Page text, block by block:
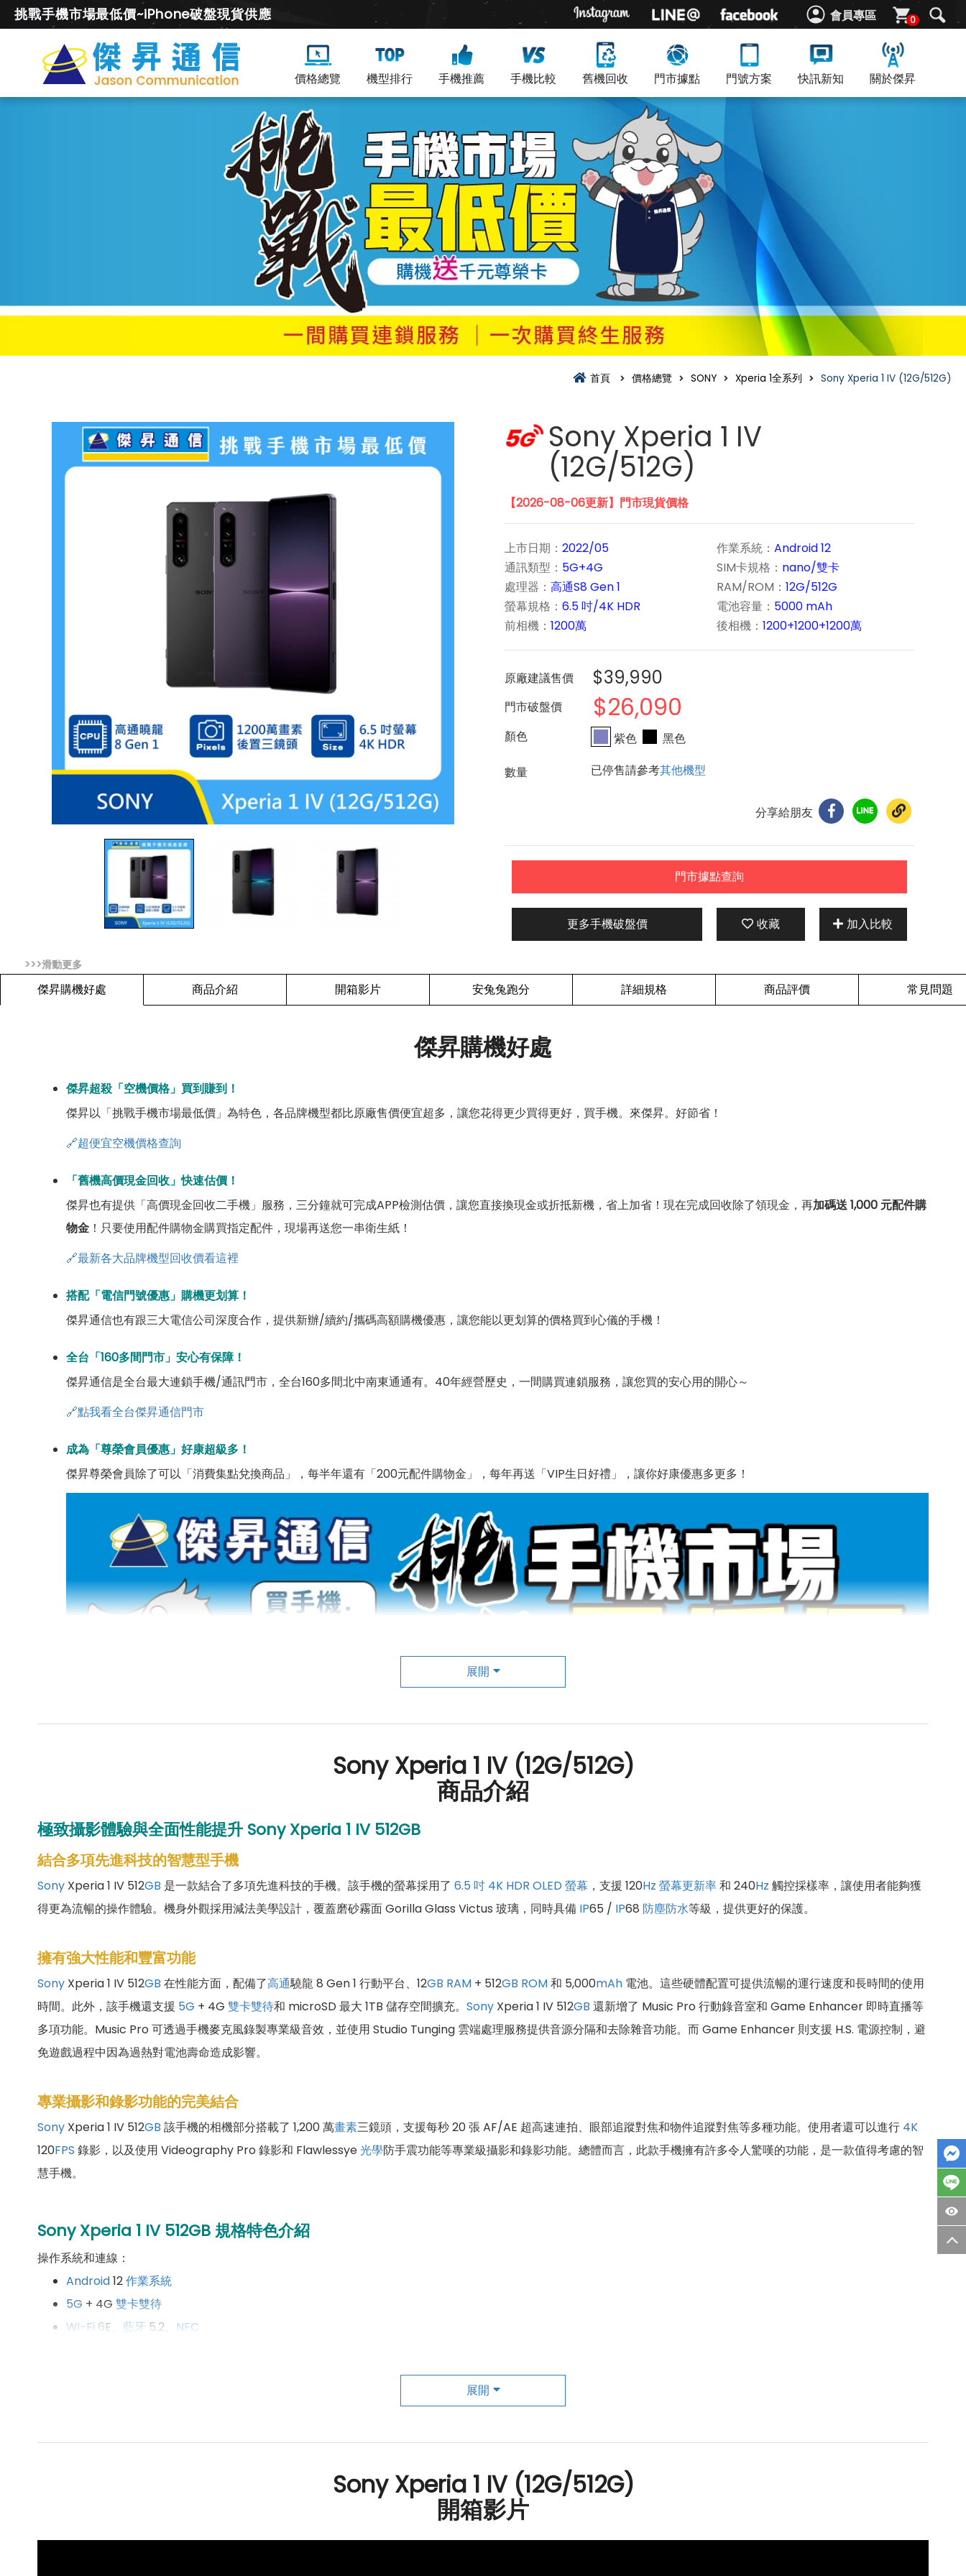
會員專區 0
挑戰手機市場最低價~iPhone破盤現貨供應
價格總覽 機型排行 手機推薦 手機比較 舊機回收 門市據點 門號方案 快訊新知 關於傑昇
首頁 價格總覽 SONY Xperia 1全系列 Sony Xperia 1 IV (12G/512G)
Sony Xperia 1 IV
(12G/512G)
【2026-08-06更新】門市現貨價格
上市日期： 2022/05 作業系統： Android 12
通訊類型： 5G+4G SIM卡規格： nano/雙卡
處理器： 高通S8 Gen 1 RAM/ROM： 12G/512G
螢幕規格： 6.5 吋/4K HDR 電池容量： 5000 mAh
前相機： 1200萬 後相機： 1200+1200+1200萬
原廠建議售價 $39,990
門市破盤價 $26,090
紫色
黑色
已停售請參考其他機型
分享給朋友
門市據點查詢
更多手機破盤價 收藏 加入比較
傑昇購機好處 商品介紹 開箱影片 安兔兔跑分 詳細規格 商品評價 常見問題
傑昇購機好處
傑昇超殺「空機價格」買到賺到！
傑昇以「挑戰手機市場最低價」為特色，各品牌機型都比原廠售價便宜超多，讓您花得更少買得更好，買手機。來傑昇。好節省！
🔗超便宜空機價格查詢
「舊機高價現金回收」快速估價！
傑昇也有提供「高價現金回收二手機」服務，三分鐘就可完成APP檢測估價，讓您直接換現金或折抵新機，省上加省！現在完成回收除了領現金，再加碼送 1,000 元配件購
物金 ！只要使用配件購物金購買指定配件，現場再送您一串衛生紙！
🔗最新各大品牌機型回收價看這裡
搭配「電信門號優惠」購機更划算！
傑昇通信也有跟三大電信公司深度合作，提供新辦/續約/攜碼高額購機優惠，讓您能以更划算的價格買到心儀的手機！
全台「160多間門市」安心有保障！
傑昇通信是全台最大連鎖手機/通訊門市，全台160多間北中南東通通有。40年經營歷史，一間購買連鎖服務，讓您買的安心用的開心～
🔗點我看全台傑昇通信門市
成為「尊榮會員優惠」好康超級多！
傑昇尊榮會員除了可以「消費集點兌換商品」，每半年還有「200元配件購物金」，每年再送「VIP生日好禮」，讓你好康優惠多更多！
展開
Sony Xperia 1 IV (12G/512G)
商品介紹
極致攝影體驗與全面性能提升 Sony Xperia 1 IV 512GB
結合多項先進科技的智慧型手機
Sony Xperia 1 IV 512GB 是一款結合了多項先進科技的手機。該手機的螢幕採用了 6.5 吋 4K HDR OLED 螢幕 ，支援 120Hz 螢幕更新率和 240Hz 觸控採樣率，讓使用者能夠獲
得更為流暢的操作體驗。機身外觀採用減法美學設計，覆蓋磨砂霧面 Gorilla Glass Victus 玻璃，同時具備 IP65 / IP68 防塵防水等級，提供更好的保護。
擁有強大性能和豐富功能
Sony Xperia 1 IV 512GB 在性能方面，配備了高通驍龍 8 Gen 1 行動平台、12GB RAM + 512GB ROM和 5,000mAh 電池。這些硬體配置可提供流暢的運行速度和長時間的使用
時間。此外，該手機還支援 5G + 4G 雙卡雙待和 microSD 最大 1TB 儲存空間擴充。 Sony Xperia 1 IV 512GB 還新增了 Music Pro 行動錄音室和 Game Enhancer 即時直播等
多項功能。Music Pro 可透過手機麥克風錄製專業級音效，並使用 Studio Tunging 雲端處理服務提供音源分隔和去除雜音功能。而 Game Enhancer 則支援 H.S. 電源控制，避
免遊戲過程中因為過熱對電池壽命造成影響。
專業攝影和錄影功能的完美結合
Sony Xperia 1 IV 512GB 該手機的相機部分搭載了 1,200 萬畫素三鏡頭，支援每秒 20 張 AF/AE 超高速連拍、眼部追蹤對焦和物件追蹤對焦等多種功能。使用者還可以進行 4K
120FPS 錄影，以及使用 Videography Pro 錄影和 Flawlessye光學防手震功能等專業級攝影和錄影功能。總體而言，此款手機擁有許多令人驚嘆的功能，是一款值得考慮的智
慧手機。
Sony Xperia 1 IV512GB 規格特色介紹
操作系統和連線：
Android12作業系統
5G + 4G 雙卡雙待
Wi-Fi 6E、 藍牙 5.2、 NFC
展開
Sony Xperia 1 IV (12G/512G)
開箱影片